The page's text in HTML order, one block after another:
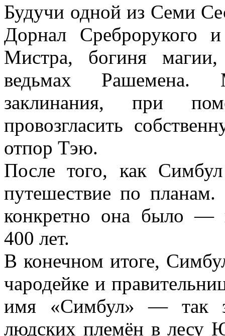
Будучи одной из Семи
Дорнал Среброрукого
Мистра, богиня
ведьмах Рашемена.
заклинания, при
провозгласить
отпор Тэю.
После того, как
путешествие по
конкретно она было —
400 лет.
В конечном итоге,
чародейке и
имя «Симбул» — так
людских племён в лесу